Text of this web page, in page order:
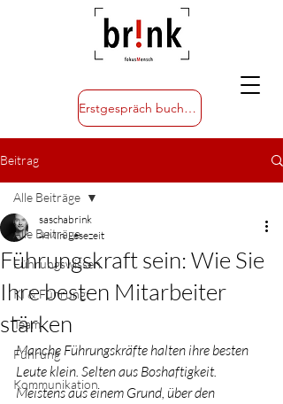
Erstgespräch buchen
Beitrag
Alle Beiträge
Führungswissen
KI & Führung
Team
Führung
Kommunikation
Alle Beiträge
Führungskraft sein: Wie Sie
Ihre besten Mitarbeiter
stärken
saschabrink
4 Min. Lesezeit
Manche Führungskräfte halten ihre besten
Leute klein. Selten aus Boshaftigkeit.
Meistens aus einem Grund, über den